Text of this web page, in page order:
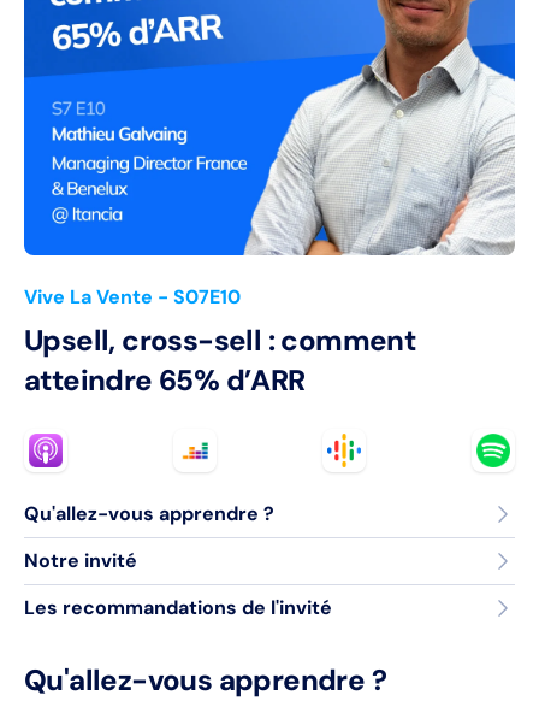
Vive La Vente - S07E10
Upsell, cross-sell : comment
atteindre 65% d’ARR
Qu'allez-vous apprendre ?
Notre invité
Les recommandations de l'invité
Qu'allez-vous apprendre ?